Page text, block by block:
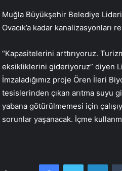
Muğla Büyükşehir Belediye Lideri
Ovacık’a kadar kanalizasyonları
“Kapasitelerini arttırıyoruz.
eksikliklerini gideriyoruz” diyen
İmzaladığımız proje Ören İleri
tesislerinden çıkan arıtma suyu
yabana götürülmemesi için
sorunlar yaşanacak. İçme
FacebookTwitter